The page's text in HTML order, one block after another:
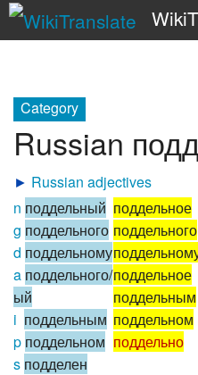
Category
Russian
► Russian adjectives
n поддельный
g поддельного
d поддельному
a поддельного/
ый
i поддельным
p поддельном
s подделен
поддельное
поддельного
поддельное
поддельным
поддельном
поддельно